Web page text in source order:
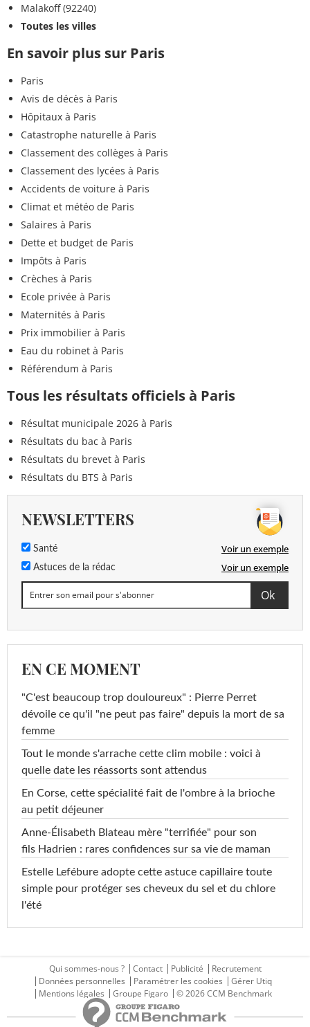
Malakoff (92240)
Toutes les villes
En savoir plus sur Paris
Paris
Avis de décès à Paris
Hôpitaux à Paris
Catastrophe naturelle à Paris
Classement des collèges à Paris
Classement des lycées à Paris
Accidents de voiture à Paris
Climat et météo de Paris
Salaires à Paris
Dette et budget de Paris
Impôts à Paris
Crèches à Paris
Ecole privée à Paris
Maternités à Paris
Prix immobilier à Paris
Eau du robinet à Paris
Référendum à Paris
Tous les résultats officiels à Paris
Résultat municipale 2026 à Paris
Résultats du bac à Paris
Résultats du brevet à Paris
Résultats du BTS à Paris
NEWSLETTERS
Santé Voir un exemple
Astuces de la rédac Voir un exemple
EN CE MOMENT
"C'est beaucoup trop douloureux" : Pierre Perret
dévoile ce qu'il "ne peut pas faire" depuis la mort de sa
femme
Tout le monde s'arrache cette clim mobile : voici à
quelle date les réassorts sont attendus
En Corse, cette spécialité fait de l'ombre à la brioche
au petit déjeuner
Anne-Élisabeth Blateau mère "terrifiée" pour son
fils Hadrien : rares confidences sur sa vie de maman
Estelle Lefébure adopte cette astuce capillaire toute
simple pour protéger ses cheveux du sel et du chlore
l'été
Qui sommes-nous ? Contact Publicité
Recrutement
Données personnelles
Paramétrer les cookies
Gérer Utiq
Mentions légales
Groupe Figaro © 2026 CCM Benchmark